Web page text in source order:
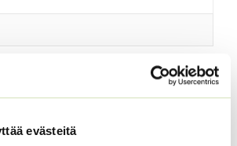
evästeitä
koko 10/11. Tulppaanit istutetaan